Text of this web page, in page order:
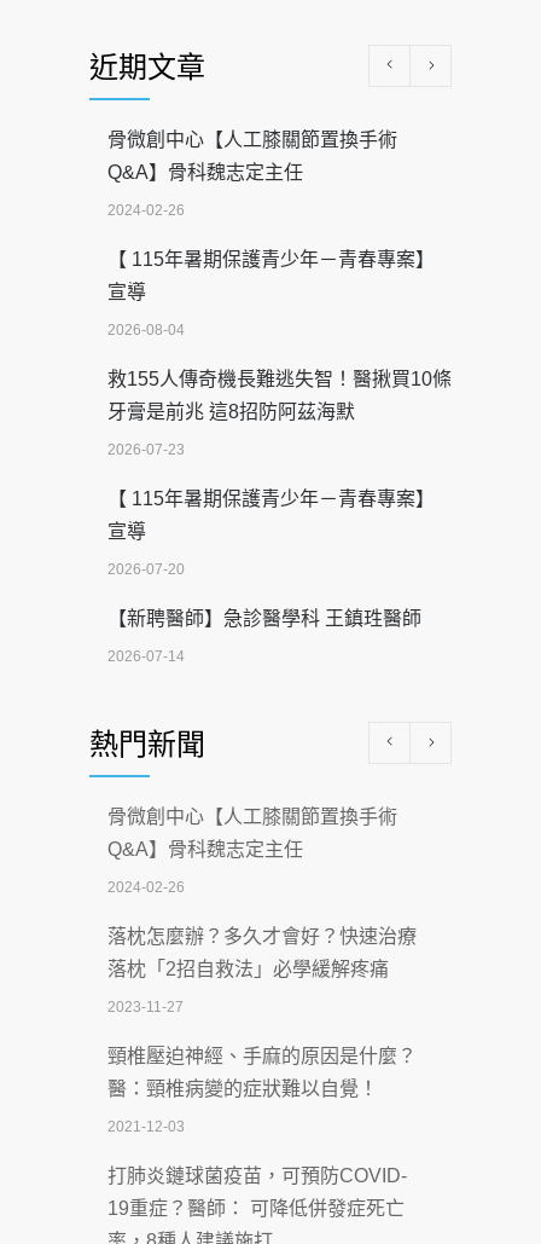
近期文章
骨微創中心【人工膝關節置換手術
Q&A】骨科魏志定主任
2024-02-26
【 115年暑期保護青少年－青春專案】
宣導
2026-08-04
救155人傳奇機長難逃失智！醫揪買10條
牙膏是前兆 這8招防阿茲海默
2026-07-23
【 115年暑期保護青少年－青春專案】
宣導
2026-07-20
【新聘醫師】急診醫學科 王鎮珄醫師
2026-07-14
科能量
2026-07-08
沒菸酒也瀕臨洗腎？65歲男靠「這習
慣」逆轉腎功能 醫揭3招救命
2026-07-08
體溫飆破41度！醫連收兩例中暑病例：
致死率達8成
2026-07-07
深耕萬華55年 西園醫院回顧發展歷程與
智慧 醫療布局
2026-07-06
【115年臺北市「防癌保衛戰：健康好禮
一手刮」】 宣導
熱門新聞
骨微創中心【人工膝關節置換手術
Q&A】骨科魏志定主任
2024-02-26
落枕怎麼辦？多久才會好？快速治療
落枕「2招自救法」必學緩解疼痛
2023-11-27
頸椎壓迫神經、手麻的原因是什麼？
醫：頸椎病變的症狀難以自覺！
2021-12-03
打肺炎鏈球菌疫苗，可預防COVID-
19重症？醫師： 可降低併發症死亡